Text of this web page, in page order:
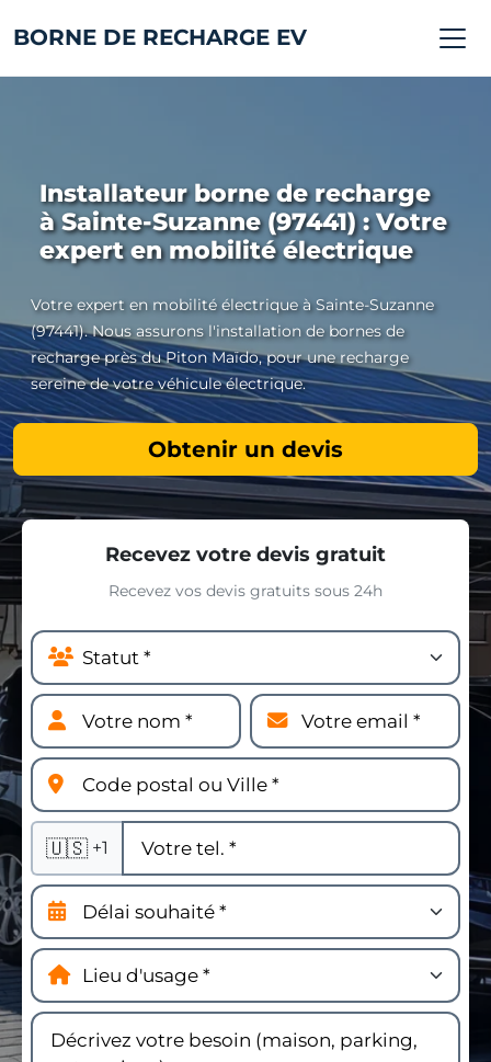
BORNE DE RECHARGE EV
Installateur borne de recharge
à Sainte-Suzanne (97441) : Votre
expert en mobilité électrique
Votre expert en mobilité électrique à Sainte-Suzanne
(97441). Nous assurons l'installation de bornes de
recharge près du Piton Maïdo, pour une recharge
sereine de votre véhicule électrique.
Obtenir un devis
Recevez votre devis gratuit
Recevez vos devis gratuits sous 24h
🇺🇸 +1